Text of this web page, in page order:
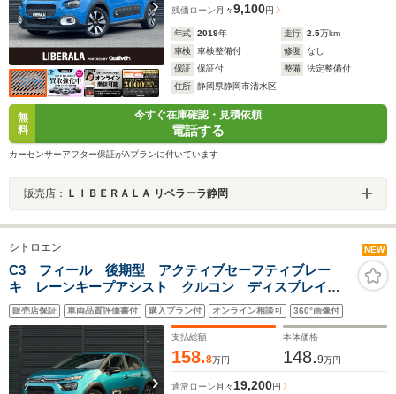
残価ローン 月々9,100円
年式 2019年 走行 2.5万km
車検
車検整備付 修復
なし
保証
保証付 整備
法定整備付
住所
静岡県静岡市清水区
無
料
今すぐ在庫確認・見積依頼
電話する
カーセンサーアフター保証がAプランに付いています
販売店： ＬＩＢＥＲＡＬＡ リベラーラ静岡
シトロエン NEW
C3 フィール 後期型 アクティブセーフティブレー
キ レーンキープアシスト クルコン ディスプレイオ
ーディオ CarPlay Android Auto BT USB リヤビ
ューカメラ パ-クセンサ- LEDヘッドライト インテリ
ジェントハイビ-ム
販売店保証 車両品質評価書付 購入プラン付 オンライン相談可 360°画像付
支払総額
158.8万円
本体価格
148.9万円
通常ローン 月々19,200円